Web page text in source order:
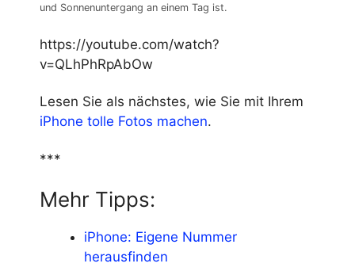
und Sonnenuntergang an einem Tag ist.
https://youtube.com/watch?
v=QLhPhRpAbOw
Lesen Sie als nächstes, wie Sie mit Ihrem
iPhone tolle Fotos machen.
***
Mehr Tipps:
iPhone: Eigene Nummer
herausfinden